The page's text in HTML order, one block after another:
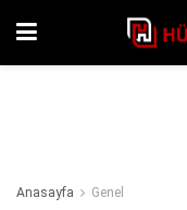
Anasayfa Genel